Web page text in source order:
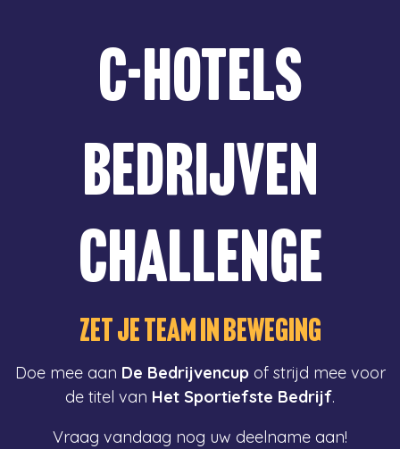
C-HOTELS
BEDRIJVEN
CHALLENGE
ZET JE TEAM IN BEWEGING
Doe mee aan De Bedrijvencup of strijd mee voor
de titel van Het Sportiefste Bedrijf.
Vraag vandaag nog uw deelname aan!